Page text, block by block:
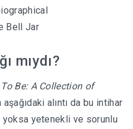
Bell Jar
mıydı?
Be: A Collection of
alıntı da bu intihar
yoksa yetenekli ve sorunlu